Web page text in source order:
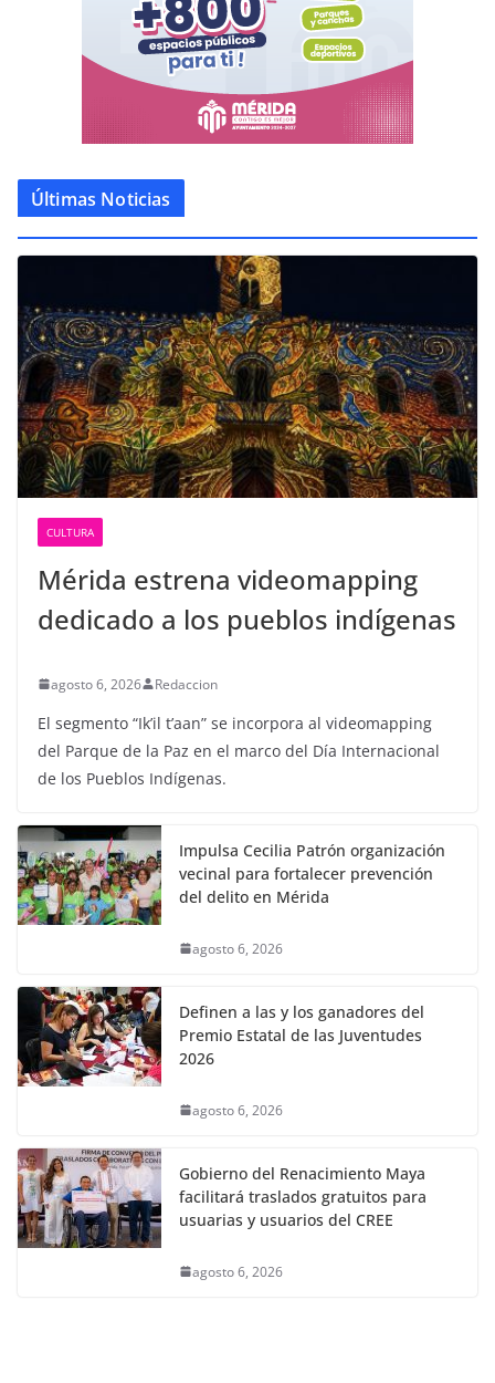
Últimas Noticias
CULTURA
Mérida estrena videomapping
dedicado a los pueblos indígenas
agosto 6, 2026 Redaccion
El segmento “Ik’il t’aan” se incorpora al videomapping
del Parque de la Paz en el marco del Día Internacional
de los Pueblos Indígenas.
Impulsa Cecilia Patrón organización
vecinal para fortalecer prevención
del delito en Mérida
agosto 6, 2026
Definen a las y los ganadores del
Premio Estatal de las Juventudes
2026
agosto 6, 2026
Gobierno del Renacimiento Maya
facilitará traslados gratuitos para
usuarias y usuarios del CREE
agosto 6, 2026